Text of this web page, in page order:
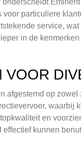
particuliere
service,
in de
afgestemd op
waarbij
en
kunnen